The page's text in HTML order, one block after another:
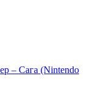
– Сага (Nintendo